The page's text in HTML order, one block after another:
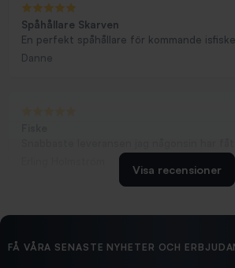
Spåhållare Skarven
En perfekt spåhållare för kommande isfiske.
Danne
Hittade exakt vad jag behövde. Snabb och
Visa recensioner
FÅ VÅRA SENASTE NYHETER OCH